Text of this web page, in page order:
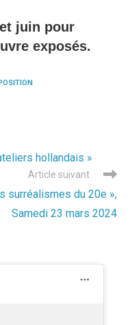
juin pour
exposés.
hollandais »
Article suivant
surréalismes du 20e »,
Samedi 23 mars 2024